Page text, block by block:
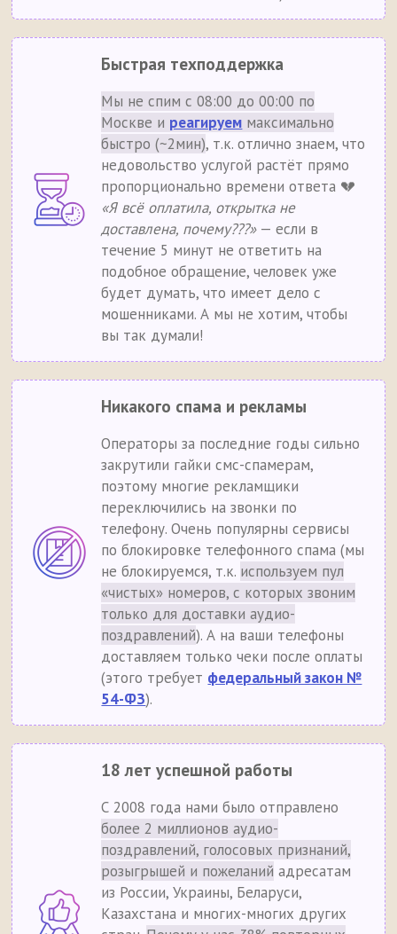
Быстрая техподдержка
Мы не спим с 08:00 до 00:00 по
Москве и реагируем максимально
быстро (~2мин), т.к. отлично знаем, что
недовольство услугой растёт прямо
пропорционально времени ответа 💔
«Я всё оплатила, открытка не
доставлена, почему???»— если в
течение 5 минут не ответить на
подобное обращение, человек уже
будет думать, что имеет дело с
мошенниками. А мы не хотим, чтобы
вы так думали!
Никакого спама и рекламы
Операторы за последние годы сильно
закрутили гайки смс-спамерам,
поэтому многие рекламщики
переключились на звонки по
телефону. Очень популярны сервисы
по блокировке телефонного спама (мы
не блокируемся, т.к. используем пул
«чистых» номеров, с которых звоним
только для доставки аудио-
поздравлений). А на ваши телефоны
доставляем только чеки после оплаты
(этого требует федеральный закон №
54-ФЗ).
18 лет успешной работы
С 2008 года нами было отправлено
более 2 миллионов аудио-
поздравлений, голосовых признаний,
розыгрышей и пожеланий адресатам
из России, Украины, Беларуси,
Казахстана и многих-многих других